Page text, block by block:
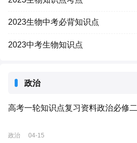
2023生物中考必背知识点
2023中考生物知识点
政治
高考一轮知识点复习资料政治必修二
政治 04-15